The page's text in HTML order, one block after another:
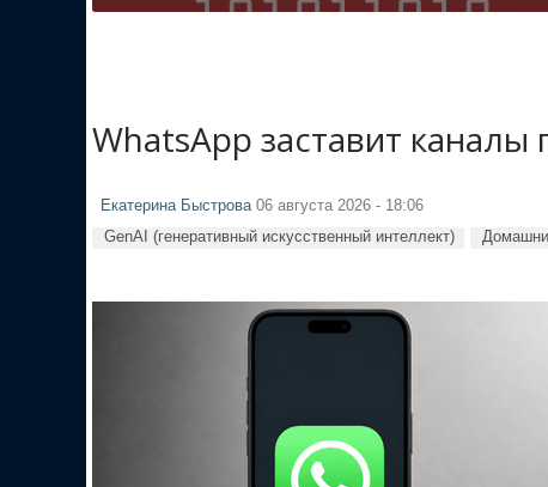
WhatsApp заставит
Екатерина Быстрова06 августа 2026 - 18:06
GenAI (генеративный искусственный интеллект)